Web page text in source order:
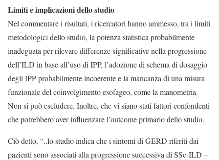
Limiti e implicazioni dello studio
Nel commentare i risultati, i ricercatori hanno ammesso, tra i limiti
metodologici dello studio, la potenza statistica probabilmente
inadeguata per rilevare differenze significative nella progressione
dell’ILD in base all’uso di IPP, l’adozione di schema di dosaggio
degli IPP probabilmente incoerente e la mancanza di una misura
funzionale del coinvolgimento esofageo, come la manometria.
Non si può escludere, Inoltre, che vi siano stati fattori confondenti
che potrebbero aver influenzare l’outcome primario dello studio.
Ciò detto, “..lo studio indica che i sintomi di GERD riferiti dai
pazienti sono associati alla progressione successiva di SSc-ILD –